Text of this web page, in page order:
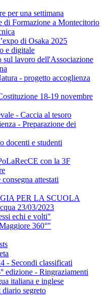
per una settimana
di Formazione a Montecitorio
di Osaka 2025
e digitale
lavoro dell'Associazione
- progetto accoglienza
18-19 novembre
- Caccia al tesoro
- Preparazione dei
docenti e studenti
con la 3F
attestati
PER LA SCUOLA
23/03/2023
echi e volti"
360°"
- Secondi classificati
edizione - Ringraziamenti
italiana e inglese
segreto